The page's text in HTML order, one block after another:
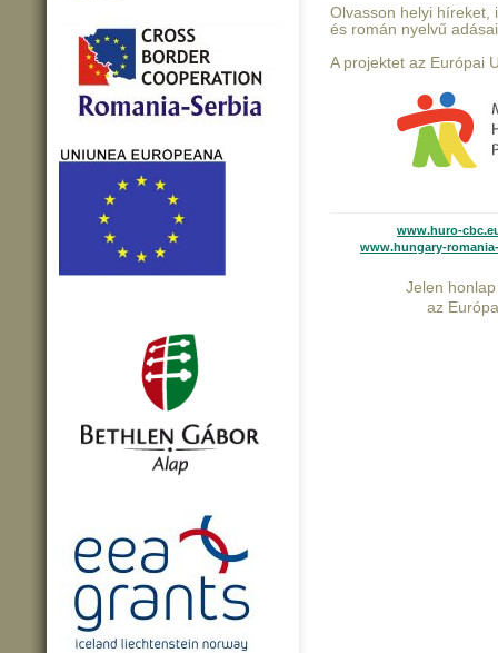
Olvasson helyi híreket,
és román nyelvű
A projektet az Európai
www.huro-
www.hungary-
Jelen
az